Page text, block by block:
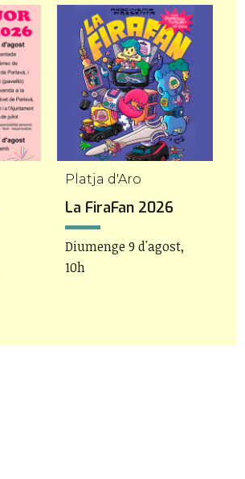
Platja d'Aro
La FiraFan 2026
Diumenge 9 d'agost,
10h